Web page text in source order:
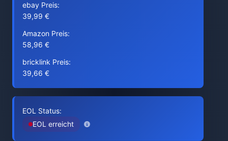
ebay Preis:
39,99 €
Amazon Preis:
58,96 €
bricklink Preis:
39,66 €
EOL Status:
EOL erreicht